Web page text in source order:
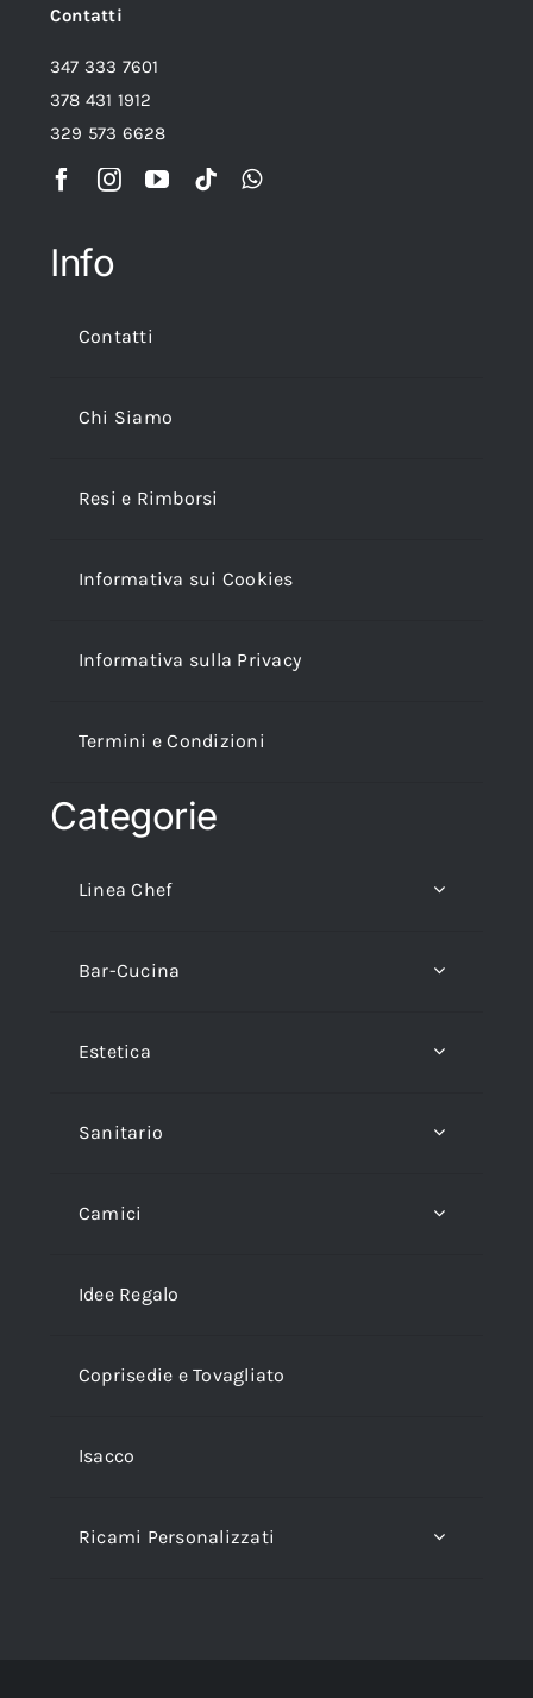
Contatti
347 333 7601
378 431 1912
329 573 6628
Info
Contatti
Chi Siamo
Resi e Rimborsi
Informativa sui Cookies
Informativa sulla Privacy
Termini e Condizioni
Categorie
Linea Chef
Bar-Cucina
Estetica
Sanitario
Camici
Idee Regalo
Coprisedie e Tovagliato
Isacco
Ricami Personalizzati